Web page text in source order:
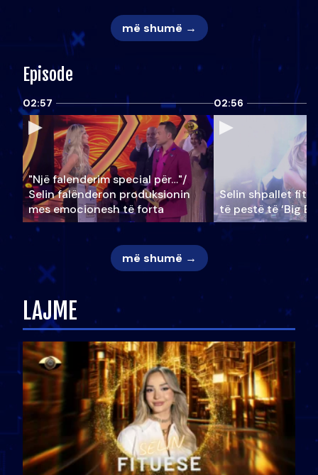
më shumë →
Episode
02:57
"Një falenderim special për…"/
Selin falënderon produksionin
mes emocionesh të forta
02:56
Selin shpallet
të pestë të ‘Big
më shumë →
LAJME